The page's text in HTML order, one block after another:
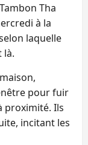
Tha
à la
laquelle
là.
pour fuir
proximité. Ils
incitant les